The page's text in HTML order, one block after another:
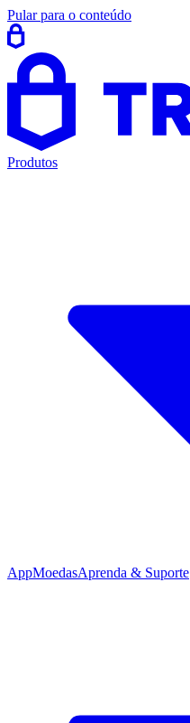
Pular para o conteúdo
Produtos
AppMoedasAprenda & Suporte